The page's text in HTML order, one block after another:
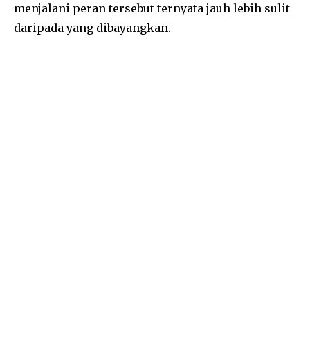
menjalani peran tersebut ternyata jauh lebih sulit
daripada yang dibayangkan.